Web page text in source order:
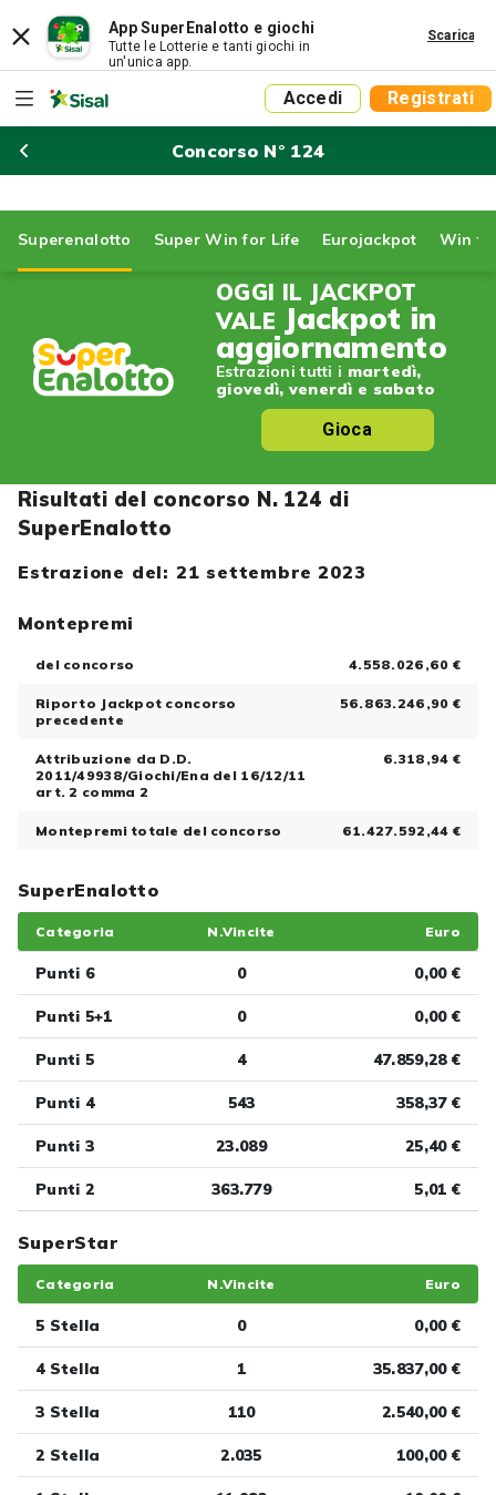
App SuperEnalotto e giochi
Tutte le Lotterie e tanti giochi in
un'unica app.
Scarica
Accedi Registrati
Concorso N° 124
Superenalotto Super Win for Life Eurojackpot Win
OGGI IL JACKPOT
VALE Jackpot in
aggiornamento
Estrazioni tutti i martedì,
giovedì, venerdì e sabato
Gioca
Risultati del concorso N. 124 di
SuperEnalotto
Estrazione del: 21 settembre 2023
Montepremi
del concorso 4.558.026,60 €
Riporto Jackpot concorso
precedente
56.863.246,90 €
Attribuzione da D.D.
2011/49938/Giochi/Ena del 16/12/11
art. 2 comma 2
6.318,94 €
Montepremi totale del concorso 61.427.592,44 €
SuperEnalotto
Categoria N.Vincite Euro
Punti 6 0 0,00 €
Punti 5+1 0 0,00 €
Punti 5 4 47.859,28 €
Punti 4 543 358,37 €
Punti 3 23.089 25,40 €
Punti 2 363.779 5,01 €
SuperStar
Categoria N.Vincite Euro
5 Stella 0 0,00 €
4 Stella 1 35.837,00 €
3 Stella 110 2.540,00 €
2 Stella 2.035 100,00 €